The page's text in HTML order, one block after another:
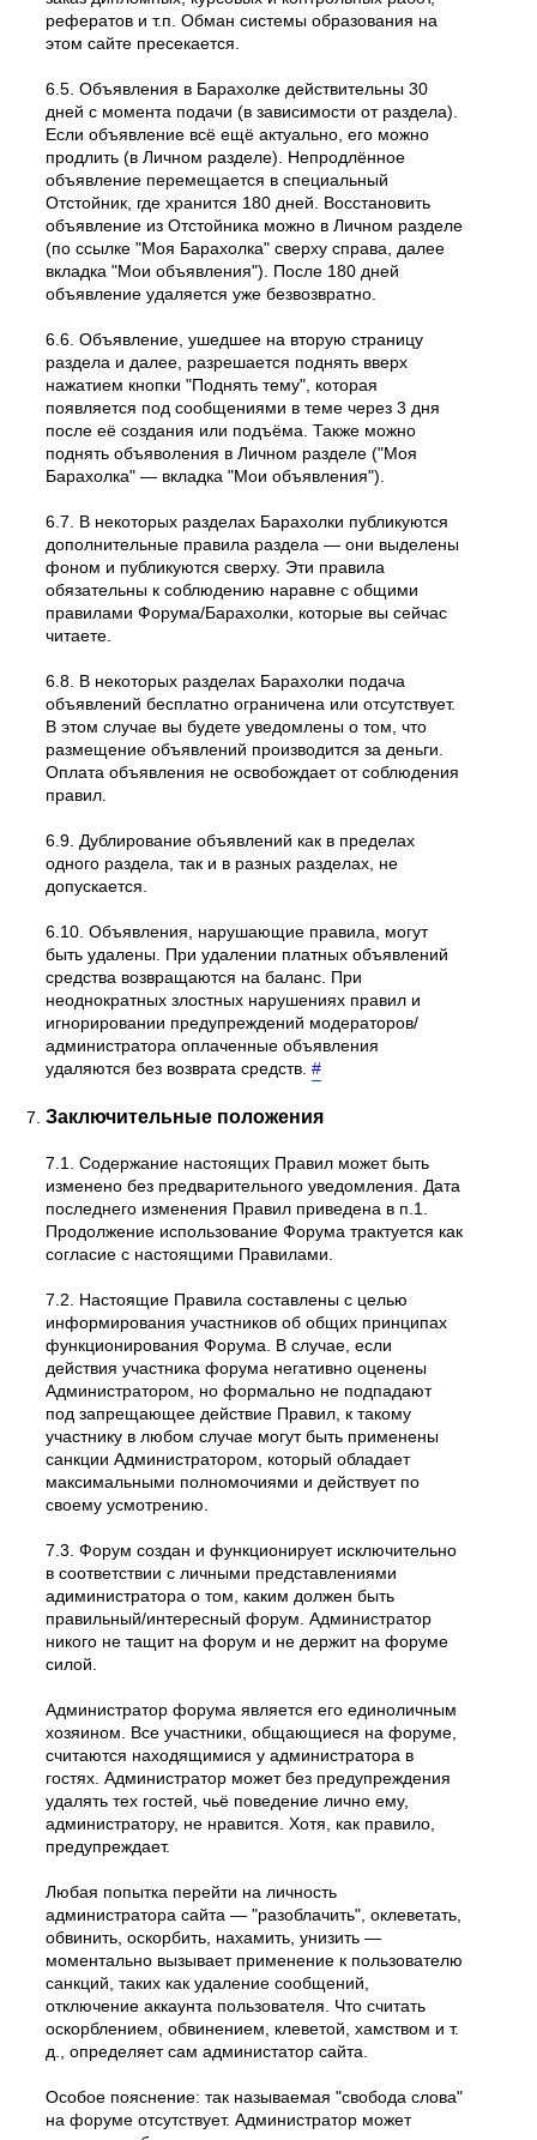
рефератов и т.п. Обман системы образования на
этом сайте пресекается.
6.5. Объявления в Барахолке действительны 30
дней с момента подачи (в зависимости от раздела).
Если объявление всё ещё актуально, его можно
продлить (в Личном разделе). Непродлённое
объявление перемещается в специальный
Отстойник, где хранится 180 дней. Восстановить
объявление из Отстойника можно в Личном разделе
(по ссылке "Моя Барахолка" сверху справа, далее
вкладка "Мои объявления"). После 180 дней
объявление удаляется уже безвозвратно.
6.6. Объявление, ушедшее на вторую страницу
раздела и далее, разрешается поднять вверх
нажатием кнопки "Поднять тему", которая
появляется под сообщениями в теме через 3 дня
после её создания или подъёма. Также можно
поднять объяволения в Личном разделе ("Моя
Барахолка" — вкладка "Мои объявления").
6.7. В некоторых разделах Барахолки публикуются
дополнительные правила раздела — они выделены
фоном и публикуются сверху. Эти правила
обязательны к соблюдению наравне с общими
правилами Форума/Барахолки, которые вы сейчас
читаете.
6.8. В некоторых разделах Барахолки подача
объявлений бесплатно ограничена или отсутствует.
В этом случае вы будете уведомлены о том, что
размещение объявлений производится за деньги.
Оплата объявления не освобождает от соблюдения
правил.
6.9. Дублирование объявлений как в пределах
одного раздела, так и в разных разделах, не
допускается.
6.10. Объявления, нарушающие правила, могут
быть удалены. При удалении платных объявлений
средства возвращаются на баланс. При
неоднократных злостных нарушениях правил и
игнорировании предупреждений модераторов/
администратора оплаченные объявления
удаляются без возврата средств.#
Заключительные положения
7.1. Содержание настоящих Правил может быть
изменено без предварительного уведомления. Дата
последнего изменения Правил приведена в п.1.
Продолжение использование Форума трактуется как
согласие с настоящими Правилами.
7.2. Настоящие Правила составлены с целью
информирования участников об общих принципах
функционирования Форума. В случае, если
действия участника форума негативно оценены
Администратором, но формально не подпадают
под запрещающее действие Правил, к такому
участнику в любом случае могут быть применены
санкции Администратором, который обладает
максимальными полномочиями и действует по
своему усмотрению.
7.3. Форум создан и функционирует исключительно
в соответствии с личными представлениями
адиминистратора о том, каким должен быть
правильный/интересный форум. Администратор
никого не тащит на форум и не держит на форуме
силой.
Администратор форума является его единоличным
хозяином. Все участники, общающиеся на форуме,
считаются находящимися у администратора в
гостях. Администратор может без предупреждения
удалять тех гостей, чьё поведение лично ему,
администратору, не нравится. Хотя, как правило,
предупреждает.
Любая попытка перейти на личность
администратора сайта — "разоблачить", оклеветать,
обвинить, оскорбить, нахамить, унизить —
моментально вызывает применение к пользователю
санкций, таких как удаление сообщений,
отключение аккаунта пользователя. Что считать
оскорблением, обвинением, клеветой, хамством и т.
д., определяет сам администатор сайта.
Особое пояснение: так называемая "свобода слова"
на форуме отсутствует. Администратор может